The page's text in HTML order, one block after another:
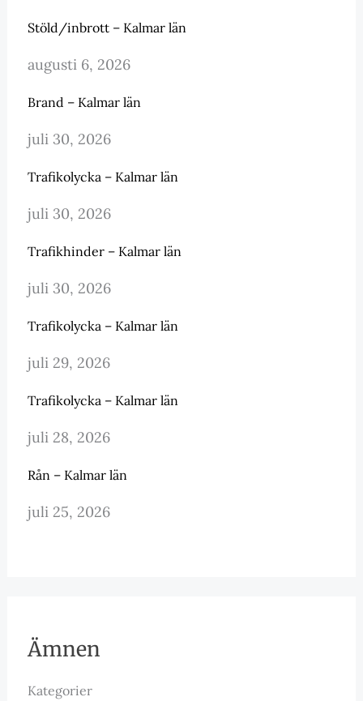
Stöld/inbrott – Kalmar län
augusti 6, 2026
Brand – Kalmar län
juli 30, 2026
Trafikolycka – Kalmar län
juli 30, 2026
Trafikhinder – Kalmar län
juli 30, 2026
Trafikolycka – Kalmar län
juli 29, 2026
Trafikolycka – Kalmar län
juli 28, 2026
Rån – Kalmar län
juli 25, 2026
Ämnen
Kategorier